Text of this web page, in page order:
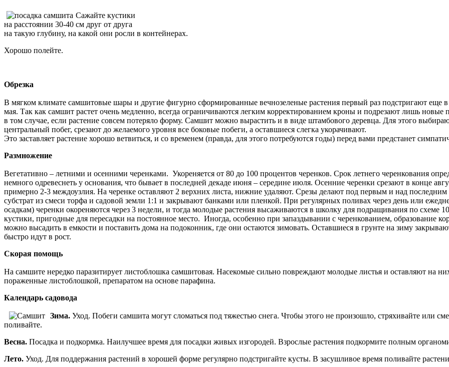
Сажайте кустики
на расстоянии 30-40 см друг от друга
на такую глубину, на какой они росли в контейнерах.
Хорошо полейте.
Обрезка
В мягком климате самшитовые шары и другие фигурно сформированные вечнозеленые растения первый раз подстригают еще
мая. Так как самшит растет очень медленно, всегда ограничиваются легким корректированием кроны и подрезают лишь новые
в том случае, если растение совсем потеряло форму. Самшит можно вырастить и в виде штамбового деревца. Для этого
центральный побег, срезают до желаемого уровня все боковые побеги, а оставшиеся слегка укорачивают.
Это заставляет растение хорошо ветвиться, и со временем (правда, для этого потребуются годы) перед вами предстанет
Размножение
Вегетативно – летними и осенними черенками. Укореняется от 80 до 100 процентов черенков. Срок летнего черенкования
немного одревеснеть у основания, что бывает в последней декаде июня – середине июля. Осенние черенки срезают в конце
примерно 2-3 междоузлия. На черенке оставляют 2 верхних листа, нижние удаляют. Срезы делают под первым и над
субстрат из смеси торфа и садовой земли 1:1 и закрывают банками или пленкой. При регулярных поливах через день или
осадкам) черенки окореняются через 3 недели, и тогда молодые растения высаживаются в школку для подращивания по схеме
кустики, пригодные для пересадки на постоянное место. Иногда, особенно при запаздывании с черенкованием, образование
можно высадить в емкости и поставить дома на подоконник, где они остаются зимовать. Оставшиеся в грунте на зиму
быстро идут в рост.
Скорая помощь
На самшите нередко паразитирует листоблошка самшитовая. Насекомые сильно повреждают молодые листья и оставляют на
пораженные листоблошкой, препаратом на основе парафина.
Календарь садовода
Зима. Уход. Побеги самшита могут сломаться под тяжестью снега. Чтобы этого не произошло, стряхивайте или
поливайте.
Весна. Посадка и подкормка. Наилучшее время для посадки живых изгородей. Взрослые растения подкормите полным
Лето. Уход. Для поддержания растений в хорошей форме регулярно подстригайте кусты. В засушливое время поливайте